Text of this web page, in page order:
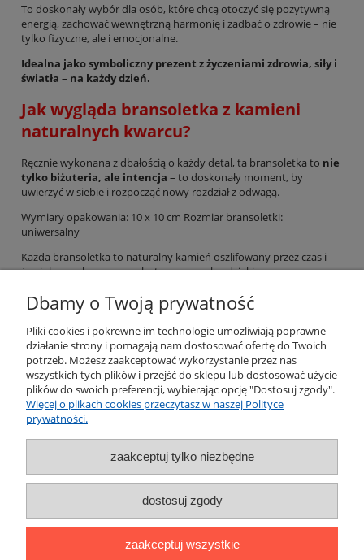
To doskonały wybór dla osób, które chcą otoczyć się pozytywną
energią, zachować wewnętrzną harmonię i zadbać o zdrowie – nie
tylko fizyczne, ale i emocjonalne.
Idealna jako symboliczny prezent z życzeniami zdrowia, siły i
światła – na każdy dzień.
Jak wygląda bransoletka z kamieni
naturalnych kwarcu?
Ręcznie wykonana z dbałością o każdy detal, ta bransoletka to nie
tylko biżuteria, ale intencja – to doskonały moment, by
uwierzyć w siebie i rozpocząć nowy rozdział z odwagą.
Wymiary opakowania: 10 x 10 cm Rozmiar bransoletki:
uniwersalny
Każda bransoletka to naturalny kamień oszlifowany przez czas i
żywioły, nawleczony na elastyczną gumkę, dzięki czemu
charakteru – będą subtelnym akcentem Twojego stylu lub
wzruszającym prezentem dla bliskiej osoby.
Poczuj energię natury. Noś ją na co dzień!
Pomoc
Moje konto
Płatności i dostawa
Informacje
Dbamy o Twoją prywatność
Pliki cookies i pokrewne im technologie umożliwiają poprawne
działanie strony i pomagają nam dostosować ofertę do Twoich
potrzeb. Możesz zaakceptować wykorzystanie przez nas
wszystkich tych plików i przejść do sklepu lub dostosować użycie
plików do swoich preferencji, wybierając opcję "Dostosuj zgody".
Więcej o plikach cookies przeczytasz w naszej Polityce
prywatności.
zaakceptuj tylko niezbędne
dostosuj zgody
zaakceptuj wszystkie